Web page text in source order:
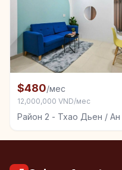
Квартира в аренду
$480/мес
12,000,000 VND/мес
Район 2 - Тхао Дьен /